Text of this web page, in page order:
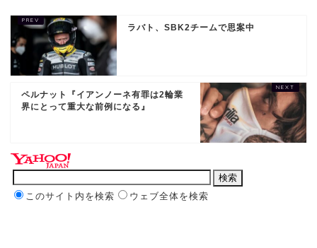
ラバト、SBK2チームで思案中
ペルナット『イアンノーネ有罪は2輪業
界にとって重大な前例になる』
このサイト内を検索 ウェブ全体を検索